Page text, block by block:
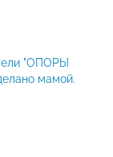
"ОПОРЫ
мамой.